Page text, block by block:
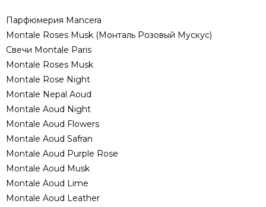
Парфюмерия Mancera
Montale Roses Musk (Монталь Розовый Мускус)
Свечи Montale Paris
Montale Roses Musk
Montale Rose Night
Montale Nepal Aoud
Montale Aoud Night
Montale Aoud Flowers
Montale Aoud Safran
Montale Aoud Purple Rose
Montale Aoud Musk
Montale Aoud Lime
Montale Aoud Leather